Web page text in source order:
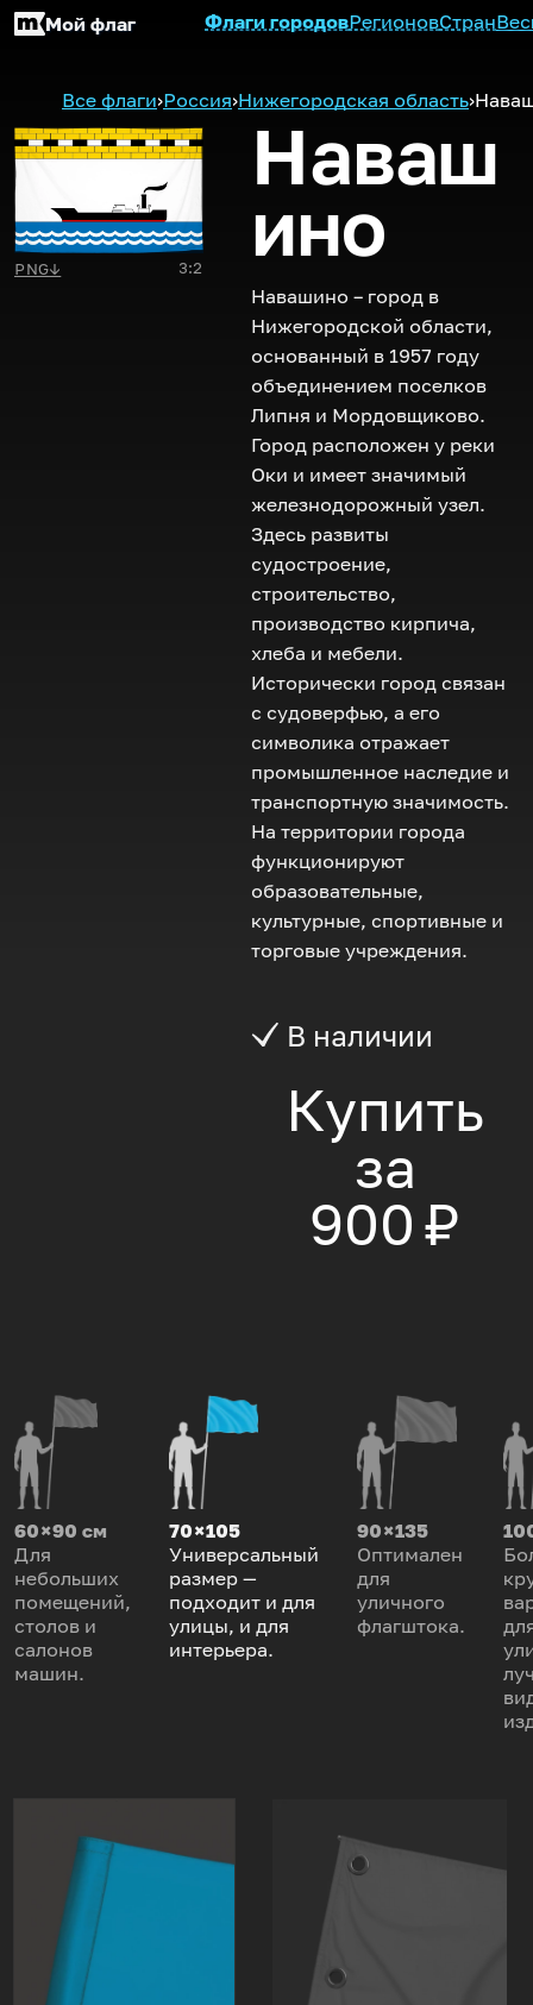
Мой флаг Флаги городовРегионовСтран
Все флаги›Россия›Нижегородская область›
PNG↓ 3:2
Наваш
ино
Навашино – город в
Нижегородской области,
основанный в 1957 году
объединением поселков
Липня и Мордовщиково.
Город расположен у реки
Оки и имеет значимый
железнодорожный узел.
Здесь развиты
судостроение,
строительство,
производство кирпича,
хлеба и мебели.
Исторически город связан
с судоверфью, а его
символика отражает
промышленное наследие и
транспортную значимость.
На территории города
функционируют
образовательные,
культурные, спортивные и
торговые учреждения.
В наличии
Купить
за
900 ₽
60 × 90 см
Для
небольших
помещений,
столов и
салонов
машин.
70 × 105
Универсальный
размер —
подходит и для
улицы, и для
интерьера.
90 × 135
Оптимален
для
уличного
флагштока.